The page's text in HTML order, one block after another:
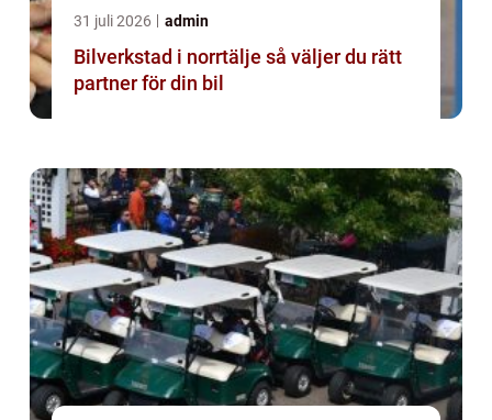
31 juli 2026 admin
Bilverkstad i norrtälje så väljer du rätt
partner för din bil